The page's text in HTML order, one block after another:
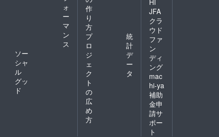
ォ
ー
マ
ン
ス
ソー
シャ
ル
グッ
ド
作
り
方
プ
ロ
ジ
ェ
ク
ト
の
広
め
方
統
計
デ
ー
タ
JFA
クラ
ウド
ファ
ン
ディ
ング
mac
hi-ya
補助
金申
請サ
ポー
ト